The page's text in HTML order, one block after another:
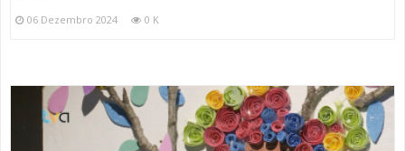
06 Dezembro 2024 0 K